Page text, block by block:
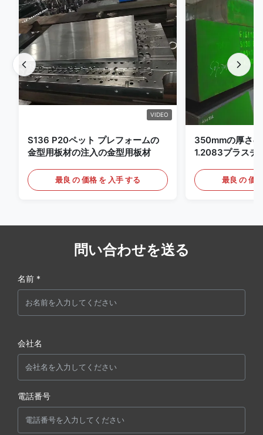
VIDEO
S136 P20ペット プレフォームの
金型用板材の注入の金型用板材
最良 の 価格 を 入手 する
350mmの厚さ
1.2083プラスチ
最良 の 価
問い合わせを送る
名前 *
会社名
電話番号